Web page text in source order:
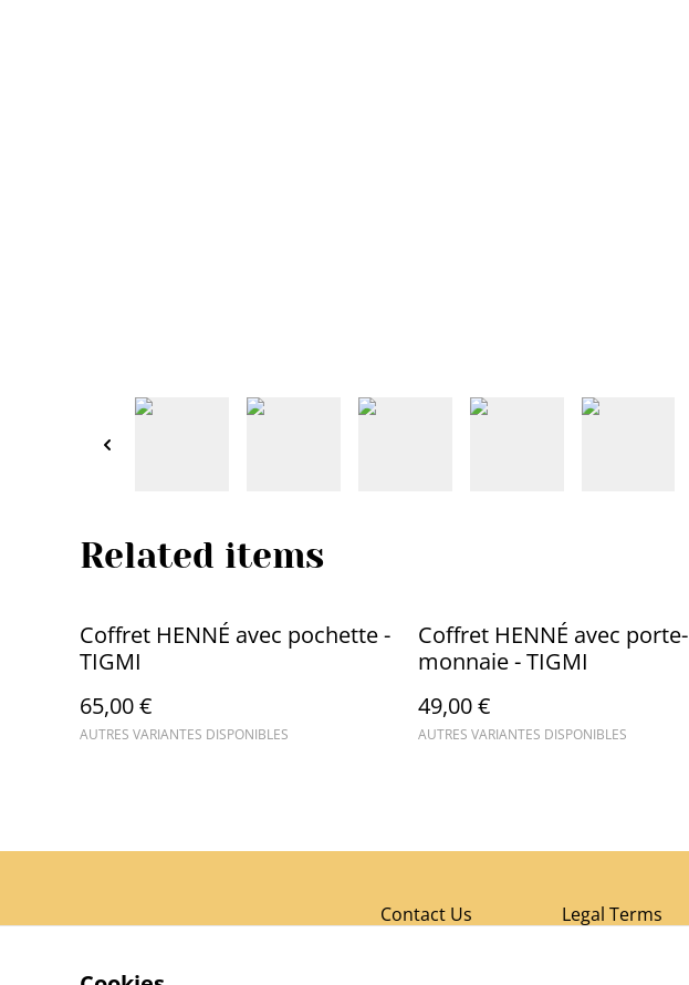
Related items
Coffret HENNÉ avec pochette -
TIGMI
65,00 €
AUTRES VARIANTES DISPONIBLES
Coffret HENNÉ avec porte-
monnaie - TIGMI
49,00 €
AUTRES VARIANTES DISPONIBLES
Contact Us Legal Terms